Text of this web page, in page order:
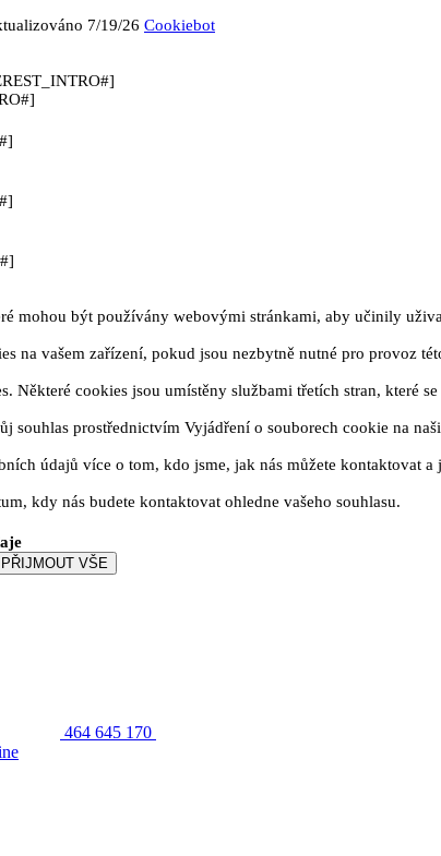
7/19/26 Cookiebot
mohou být používány webovými stránkami, aby učinily
na vašem zařízení, pokud jsou nezbytně nutné pro provoz
Některé cookies jsou umístěny službami třetích stran, které
souhlas prostřednictvím Vyjádření o souborech cookie na
údajů více o tom, kdo jsme, jak nás můžete kontaktovat a
kdy nás budete kontaktovat ohledne vašeho souhlasu.
PŘIJMOUT VŠE
464 645 170